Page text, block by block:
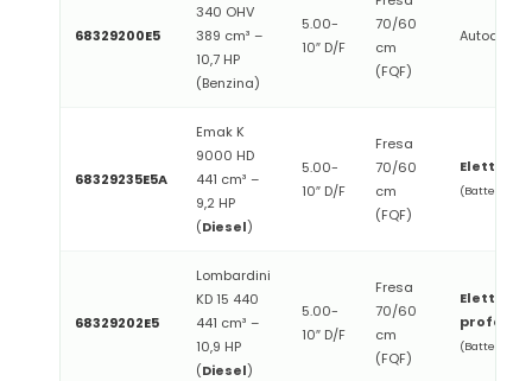
68329200E5
340 OHV
389 cm³ –
10,7 HP
(Benzina)
5.00-
10″ D/F
70/60
cm
(FQF)
68329235E5A
Emak K
9000 HD
441 cm³ –
9,2 HP
(Diesel)
5.00-
10″ D/F
Fresa
70/60
cm
(FQF)
Elettrico
(Batteria di
68329202E5
Lombardini
KD 15 440
441 cm³ –
10,9 HP
(Diesel)
5.00-
10″ D/F
Fresa
70/60
cm
(FQF)
Elettrico
(Batteria di